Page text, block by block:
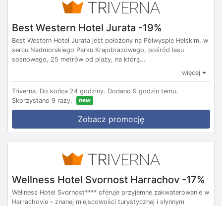
Best Western Hotel Jurata -19%
Best Western Hotel Jurata jest położony na Półwyspie Helskim, w
sercu Nadmorskiego Parku Krajobrazowego, pośród lasu
sosnowego, 25 metrów od plaży, na którą...
więcej
Triverna. Do końca 24 godziny. Dodano 9 godzin temu.
Skorzystano 9 razy.
new
Zobacz promocję
Wellness Hotel Svornost Harrachov -17%
Wellness Hotel Svornost**** oferuje przyjemne zakwaterowanie w
Harrachovie – znanej miejscowości turystycznej i słynnym